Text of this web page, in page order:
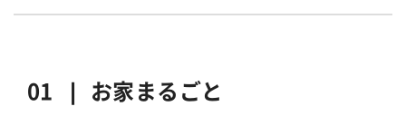
01 ❘
お家まるごと